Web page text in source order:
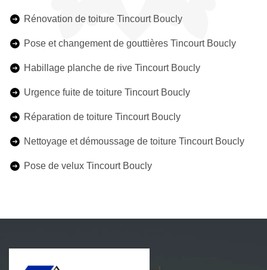
Rénovation de toiture Tincourt Boucly
Pose et changement de gouttières Tincourt Boucly
Habillage planche de rive Tincourt Boucly
Urgence fuite de toiture Tincourt Boucly
Réparation de toiture Tincourt Boucly
Nettoyage et démoussage de toiture Tincourt Boucly
Pose de velux Tincourt Boucly